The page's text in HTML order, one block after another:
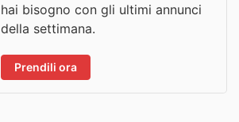
hai bisogno con gli ultimi annunci
della settimana.
Prendili ora